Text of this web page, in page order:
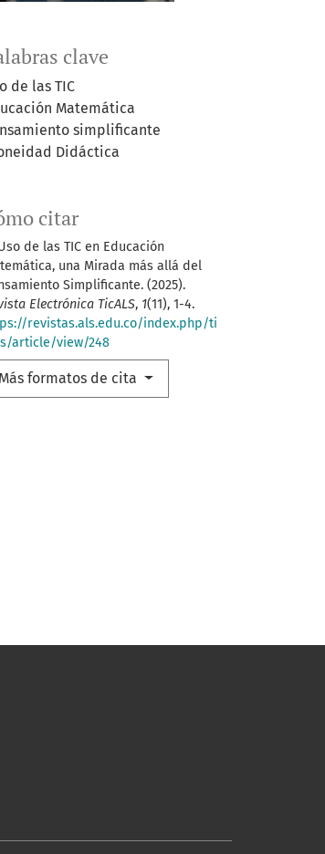
clave
de las TIC
Matemática
simplificante
Didáctica
citar
de las TIC en Educación
una Mirada más allá del
Simplificante. (2025).
Electrónica TicALS, 1(11), 1-4.
revistas.als.edu.co/index.php/ti
article/view/248
Más formatos de cita